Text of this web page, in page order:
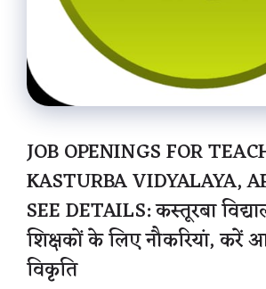
JOB OPENINGS FOR
KASTURBA VIDYALAYA,
SEE DETAILS: कस्तूरबा
शिक्षकों के लिए नौकरियां,
विकृति